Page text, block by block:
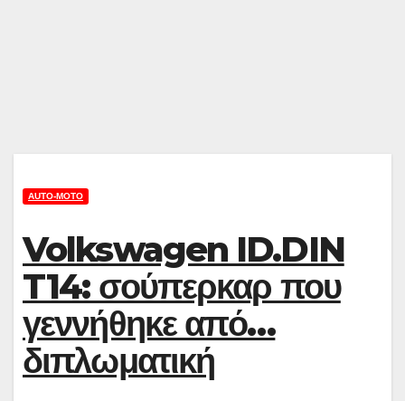
AUTO-MOTO
Volkswagen ID.DIN
T14: σούπερκαρ που
γεννήθηκε από…
διπλωματική